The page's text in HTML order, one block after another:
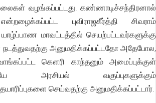
வழங்கப்பட்டது. கண்ணாடிச்சந்திரனால்
புவிராஜகீர்த்தி சிவராம்
மாவட்டத்தில் செயற்பட்டவர்களுக்கு
நடத்துவதற்கு அனுமதிக்கப்பட்டதோ அதேபோல,
கௌரி காந்தனும் அமைப்புக்குள்
அரசியல் வகுப்புகளுக்கும்
செய்வதற்கு அனுமதிக்கப்பட்டார்.